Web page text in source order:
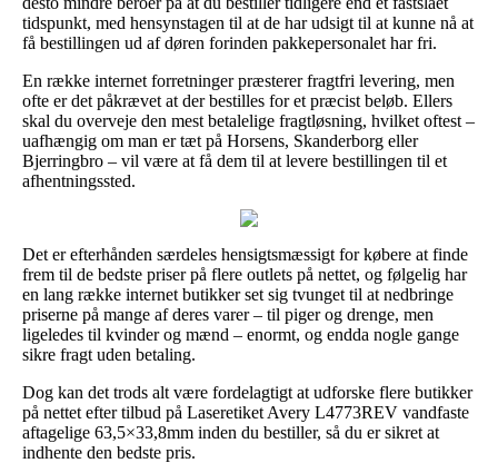
tidspunkt, med hensynstagen til at de har udsigt til at kunne nå at
få bestillingen ud af døren forinden pakkepersonalet har fri.
En række internet forretninger præsterer fragtfri levering, men
ofte er det påkrævet at der bestilles for et præcist beløb. Ellers
skal du overveje den mest betalelige fragtløsning, hvilket oftest –
uafhængig om man er tæt på Horsens, Skanderborg eller
Bjerringbro – vil være at få dem til at levere bestillingen til et
afhentningssted.
Det er efterhånden særdeles hensigtsmæssigt for købere at finde
frem til de bedste priser på flere outlets på nettet, og følgelig har
en lang række internet butikker set sig tvunget til at nedbringe
priserne på mange af deres varer – til piger og drenge, men
ligeledes til kvinder og mænd – enormt, og endda nogle gange
sikre fragt uden betaling.
Dog kan det trods alt være fordelagtigt at udforske flere butikker
på nettet efter tilbud på Laseretiket Avery L4773REV vandfaste
aftagelige 63,5×33,8mm inden du bestiller, så du er sikret at
indhente den bedste pris.